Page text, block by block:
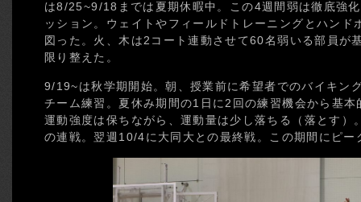
は8/25~9/18までは夏期休暇中。この4週間弱は徹底強
ッション。ウェイトやフィールドトレーニングとハンド
図った。火、木は2コート連動させて60名弱いる部員が
限り整えた。
9/19~は秋学期開始。朝、授業前に希望者でのバイキン
チーム練習。夏休み期間の1日に2回の練習機会から基
運動強度は保ちながら、運動量は少し落ちる（落とす
の連戦。翌週10/4に大同大との最終戦。この期間にピー